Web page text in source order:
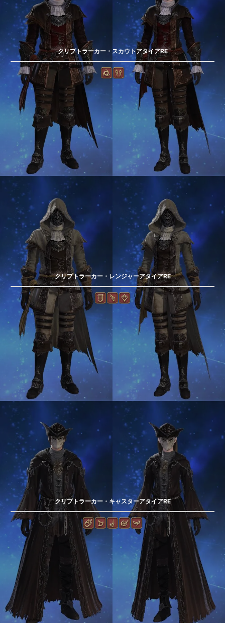
クリプトラーカー・スカウトアタイアRE
クリプトラーカー・レンジャーアタイアRE
クリプトラーカー・キャスターアタイアRE